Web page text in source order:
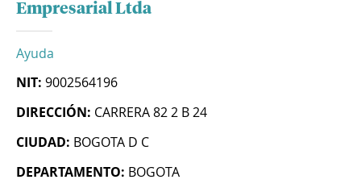
Empresarial Ltda
Ayuda
NIT: 9002564196
DIRECCIÓN: CARRERA 82 2 B 24
CIUDAD: BOGOTA D C
DEPARTAMENTO: BOGOTA